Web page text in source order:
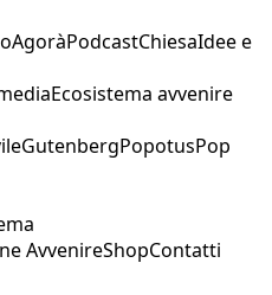
AgoràPodcastChiesaIdee e
Ecosistema avvenire
GutenbergPopotusPop
AvvenireShopContatti